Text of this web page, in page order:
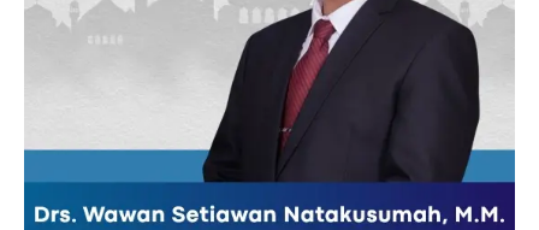
Company
Pedoman Media Siber